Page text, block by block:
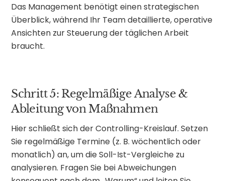
Das Management benötigt einen strategischen
Überblick, während Ihr Team detaillierte, operative
Ansichten zur Steuerung der täglichen Arbeit
braucht.
Schritt 5: Regelmäßige Analyse &
Ableitung von Maßnahmen
Hier schließt sich der Controlling-Kreislauf. Setzen
Sie regelmäßige Termine (z. B. wöchentlich oder
monatlich) an, um die Soll-Ist-Vergleiche zu
analysieren. Fragen Sie bei Abweichungen